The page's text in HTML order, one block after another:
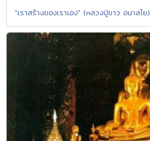
"เราสร้างของเราเอง" (หลวงปู่ขาว อนาลโย)